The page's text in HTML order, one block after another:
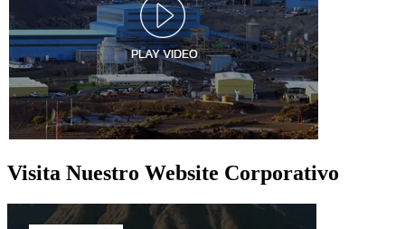
Visita Nuestro Website Corporativo